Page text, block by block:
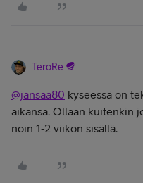
TeroRe
@jansaa80 kyseessä on
aikansa. Ollaan kuitenkin
noin 1-2 viikon sisällä.